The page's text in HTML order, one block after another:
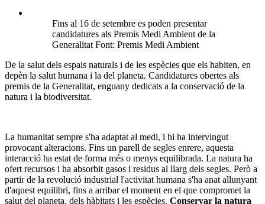
Fins al 16 de setembre es poden presentar
candidatures als Premis Medi Ambient de la
Generalitat Font: Premis Medi Ambient
De la salut dels espais naturals i de les espècies que els habiten, en
depèn la salut humana i la del planeta. Candidatures obertes als
premis de la Generalitat, enguany dedicats a la conservació de la
natura i la biodiversitat.
La humanitat sempre s'ha adaptat al medi, i hi ha intervingut
provocant alteracions. Fins un parell de segles enrere, aquesta
interacció ha estat de forma més o menys equilibrada. La natura ha
ofert recursos i ha absorbit gasos i residus al llarg dels segles. Però a
partir de la revolució industrial l'activitat humana s'ha anat allunyant
d'aquest equilibri, fins a arribar el moment en el que compromet la
salut del planeta, dels hàbitats i les espècies. Conservar la natura